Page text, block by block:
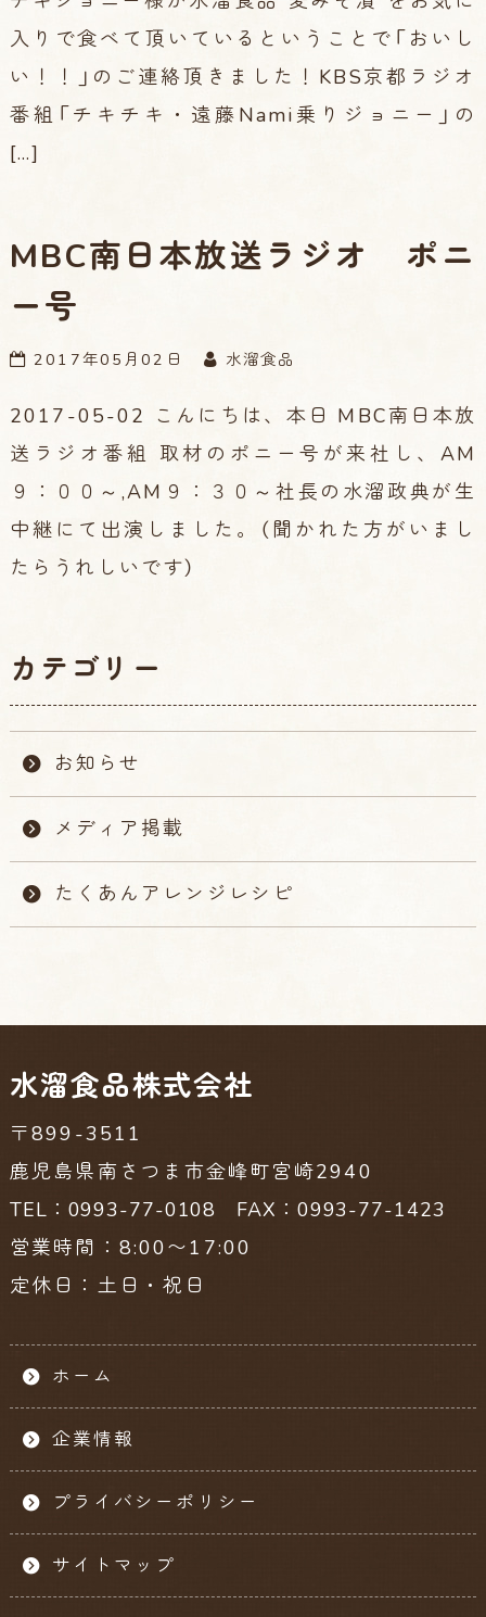
入りで食べて頂いているということで「おいし
い！！」のご連絡頂きました！KBS京都ラジオ
番組「チキチキ・遠藤Nami乗りジョニー」の
[…]
MBC南日本放送ラジオ ポニ
ー号
2017年05月02日 水溜食品
2017-05-02 こんにちは、本日 MBC南日本放
送ラジオ番組 取材のポニー号が来社し、AM
９：００～,AM９：３０～社長の水溜政典が生
中継にて出演しました。（聞かれた方がいまし
たらうれしいです）
カテゴリー
お知らせ
メディア掲載
たくあんアレンジレシピ
水溜食品株式会社
〒899-3511
鹿児島県南さつま市金峰町宮崎2940
TEL：0993-77-0108 FAX：0993-77-1423
営業時間：8:00〜17:00
定休日：土日・祝日
ホーム
企業情報
プライバシーポリシー
サイトマップ